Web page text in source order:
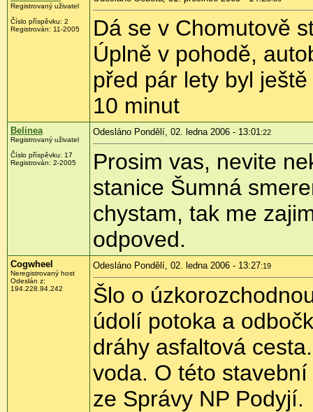
Registrovaný uživatel
Číslo příspěvku: 2
Registrován: 11-2005
Dá se v Chomutově
Úplně v pohodě,
před pár lety byl
10 minut
Belinea
Registrovaný uživatel
Číslo příspěvku: 17
Registrován: 2-2005
Odesláno Pondělí, 02. ledna 2006 - 13:01 :22
Prosim vas, nevite
stanice Šumná
chystam, tak me
odpoved.
Cogwheel
Neregistrovaný host
Odeslán z:
194.228.94.242
Odesláno Pondělí, 02. ledna 2006 - 13:27:19
Šlo o
údolí potoka a
dráhy asfaltová
voda. O této
ze Správy NP Podyjí.